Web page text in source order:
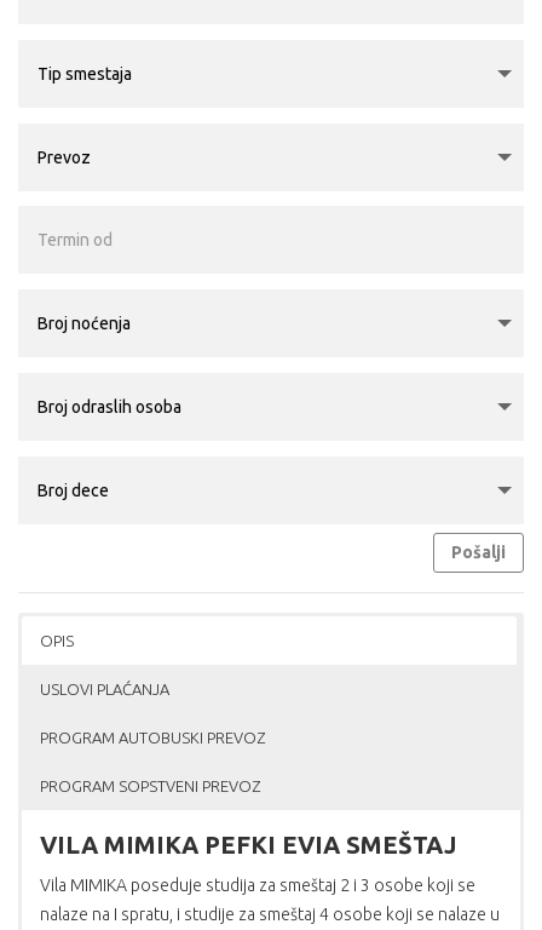
Pošalji
OPIS
USLOVI PLAĆANJA
PROGRAM AUTOBUSKI PREVOZ
PROGRAM SOPSTVENI PREVOZ
VILA MIMIKA PEFKI EVIA SMEŠTAJ
Vila MIMIKA poseduje studija za smeštaj 2 i 3 osobe koji se
nalaze na I spratu, i studije za smeštaj 4 osobe koji se nalaze u